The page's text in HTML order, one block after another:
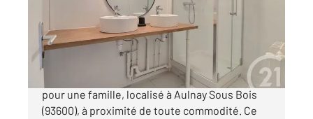
Appartement F4 à vendre
167 000 €
Découvrez ce volumineux appartement parfait
pour une famille, localisé à Aulnay Sous Bois
(93600), à proximité de toute commodité. Ce